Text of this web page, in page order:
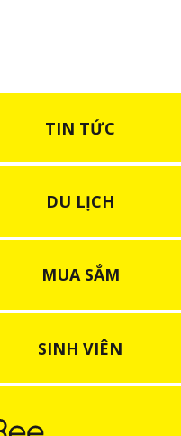
TIN TỨC
DU LỊCH
MUA SẮM
SINH VIÊN